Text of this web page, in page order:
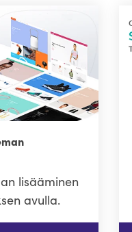
lisääminen
avulla.